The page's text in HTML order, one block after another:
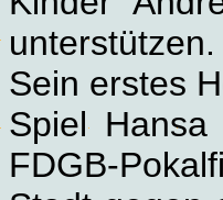
Sein erstes
Spiel
FDGB-